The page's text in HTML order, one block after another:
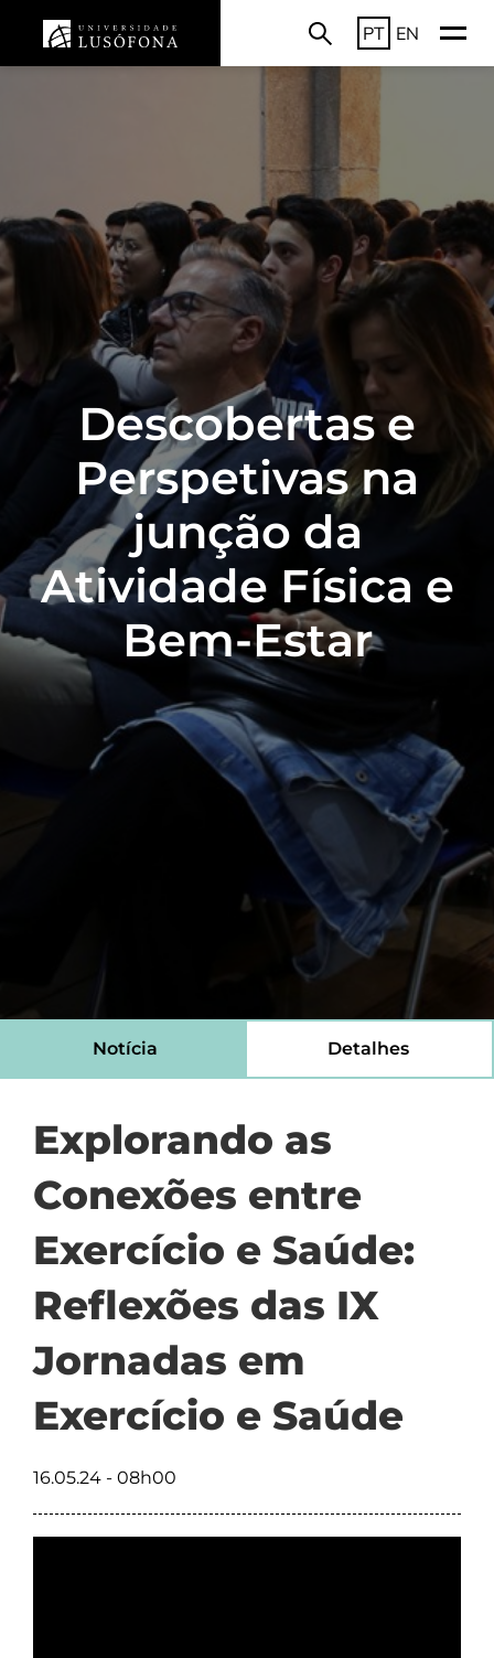
PT EN
Descobertas e
Perspetivas na
junção da
Atividade Física e
Bem-Estar
Notícia Detalhes
Explorando as
Conexões entre
Exercício e Saúde:
Reflexões das IX
Jornadas em
Exercício e Saúde
16.05.24 - 08h00